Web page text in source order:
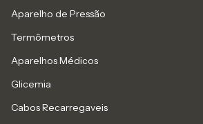
Aparelho de Pressão
Termômetros
Aparelhos Médicos
Glicemia
Cabos Recarregaveis